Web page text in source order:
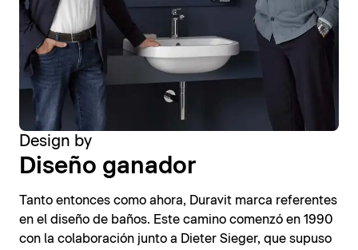
Design by
Diseño ganador
Tanto entonces como ahora, Duravit marca referentes
en el diseño de baños. Este camino comenzó en 1990
con la colaboración junto a Dieter Sieger, que supuso